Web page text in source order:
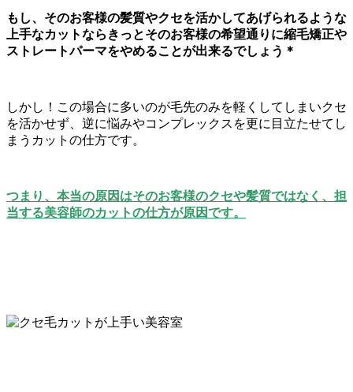
もし、そのお客様の髪質やクセを活かしてあげられるような
上手なカットならきっとそのお客様の希望通りに縮毛矯正や
ストレートパーマをやめることが出来るでしょう＊
しかし！この場合に多いのが毛先のみを軽くしてしまいクセ
を活かせず、逆に悩みやコンプレックスを更に目立たせてし
まうカットの仕方です。
つまり、本当の原因はそのお客様のクセや髪質ではなく、担
当する美容師のカットの仕方が原因です。